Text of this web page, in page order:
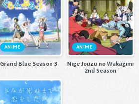
ANIME
Grand Blue Season 3
ANIME
Nige Jouzu no Wakagimi
2nd Season